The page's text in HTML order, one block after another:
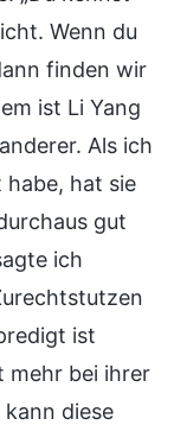
Wenn du
finden wir
ist Li Yang
Als ich
hat sie
gut
ich
ist
mehr bei ihrer
diese